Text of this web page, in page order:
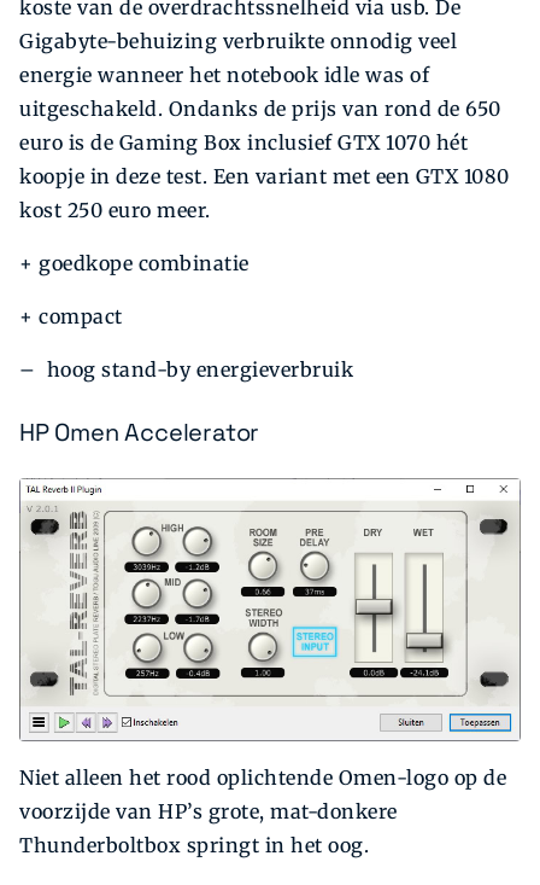
koste van de overdrachtssnelheid via usb. De
Gigabyte-behuizing verbruikte onnodig veel
energie wanneer het notebook idle was of
uitgeschakeld. Ondanks de prijs van rond de 650
euro is de Gaming Box inclusief GTX 1070 hét
koopje in deze test. Een variant met een GTX 1080
kost 250 euro meer.
+ goedkope combinatie
+ compact
– hoog stand-by energieverbruik
HP Omen Accelerator
Niet alleen het rood oplichtende Omen-logo op de
voorzijde van HP’s grote, mat-donkere
Thunderboltbox springt in het oog.